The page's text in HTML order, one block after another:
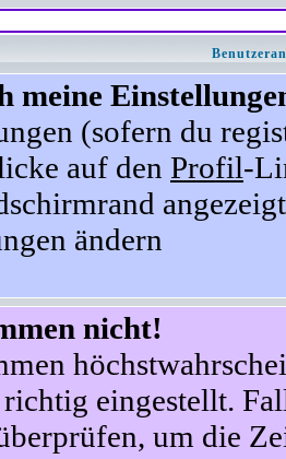
meine
(sofern du
auf den Profil-
ändern
nicht!
eingestellt.
um die